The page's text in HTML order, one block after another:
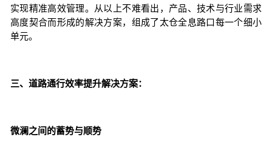
实现精准高效管理。从以上不难看出，产品、技术与行业需求
高度契合而形成的解决方案，组成了太仓全息路口每一个细小
单元。
三、道路通行效率提升解决方案：
微澜之间的蓄势与顺势